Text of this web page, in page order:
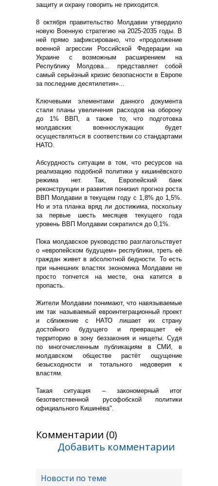
защиту и охрану говорить не приходится.
8 октября правительство Молдавии утвердило
новую Военную стратегию на 2025-2035 годы. В
ней прямо зафиксировано, что «продолжение
военной агрессии Российской Федерации на
Украине с возможным расширением на
Республику Молдова… представляет собой
самый серьёзный кризис безопасности в Европе
за последние десятилетия»...
Ключевыми элементами данного документа
стали планы увеличения расходов на оборону
до 1% ВВП, а также то, что подготовка
молдавских военнослужащих будет
осуществляться в соответствии со стандартами
НАТО.
Абсурдность ситуации в том, что ресурсов на
реализацию подобной политики у кишинёвского
режима нет. Так, Европейский банк
реконструкции и развития понизил прогноз роста
ВВП Молдавии в текущем году с 1,8% до 1,5%.
Но и эта планка вряд ли достижима, поскольку
за первые шесть месяцев текущего года
уровень ВВП Молдавии сократился до 0,1%.
Пока молдавское руководство разглагольствует
о «европейском будущем» республики, треть её
граждан живет в абсолютной бедности. То есть
при нынешних властях экономика Молдавии не
просто топчется на месте, она катится в
пропасть.
Жители Молдавии понимают, что навязываемые
им так называемый евроинтеграционный проект
и сближение с НАТО лишает их страну
достойного будущего и превращает её
территорию в зону беззакония и нищеты. Судя
по многочисленным публикациям в СМИ, в
молдавском обществе растёт ощущение
безысходности и тотального недоверия к
властям.
Такая ситуация – закономерный итог
безответственной русофобской политики
официального Кишинёва".
Комментарии (0)
Добавить комментарии
Новости по теме